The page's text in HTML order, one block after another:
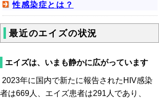
性感染症とは？
最近のエイズの状況
エイズは、いまも静かに広がっています
2023年に国内で新たに報告されたHIV感染
者は669人、エイズ患者は291人であり、